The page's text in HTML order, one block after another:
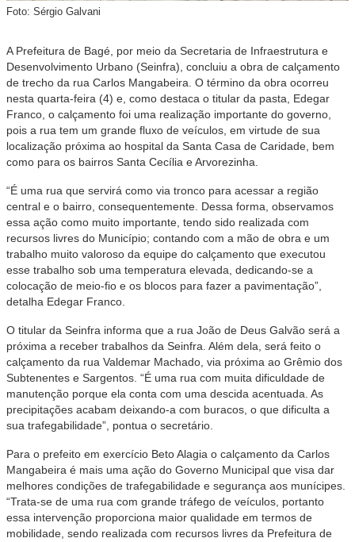
Foto: Sérgio Galvani
A Prefeitura de Bagé, por meio da Secretaria de Infraestrutura e
Desenvolvimento Urbano (Seinfra), concluiu a obra de calçamento
de trecho da rua Carlos Mangabeira. O término da obra ocorreu
nesta quarta-feira (4) e, como destaca o titular da pasta, Edegar
Franco, o calçamento foi uma realização importante do governo,
pois a rua tem um grande fluxo de veículos, em virtude de sua
localização próxima ao hospital da Santa Casa de Caridade, bem
como para os bairros Santa Cecília e Arvorezinha.
“É uma rua que servirá como via tronco para acessar a região
central e o bairro, consequentemente. Dessa forma, observamos
essa ação como muito importante, tendo sido realizada com
recursos livres do Município; contando com a mão de obra e um
trabalho muito valoroso da equipe do calçamento que executou
esse trabalho sob uma temperatura elevada, dedicando-se a
colocação de meio-fio e os blocos para fazer a pavimentação”,
detalha Edegar Franco.
O titular da Seinfra informa que a rua João de Deus Galvão será a
próxima a receber trabalhos da Seinfra. Além dela, será feito o
calçamento da rua Valdemar Machado, via próxima ao Grêmio dos
Subtenentes e Sargentos. “É uma rua com muita dificuldade de
manutenção porque ela conta com uma descida acentuada. As
precipitações acabam deixando-a com buracos, o que dificulta a
sua trafegabilidade”, pontua o secretário.
Para o prefeito em exercício Beto Alagia o calçamento da Carlos
Mangabeira é mais uma ação do Governo Municipal que visa dar
melhores condições de trafegabilidade e segurança aos munícipes.
“Trata-se de uma rua com grande tráfego de veículos, portanto
essa intervenção proporciona maior qualidade em termos de
mobilidade, sendo realizada com recursos livres da Prefeitura de